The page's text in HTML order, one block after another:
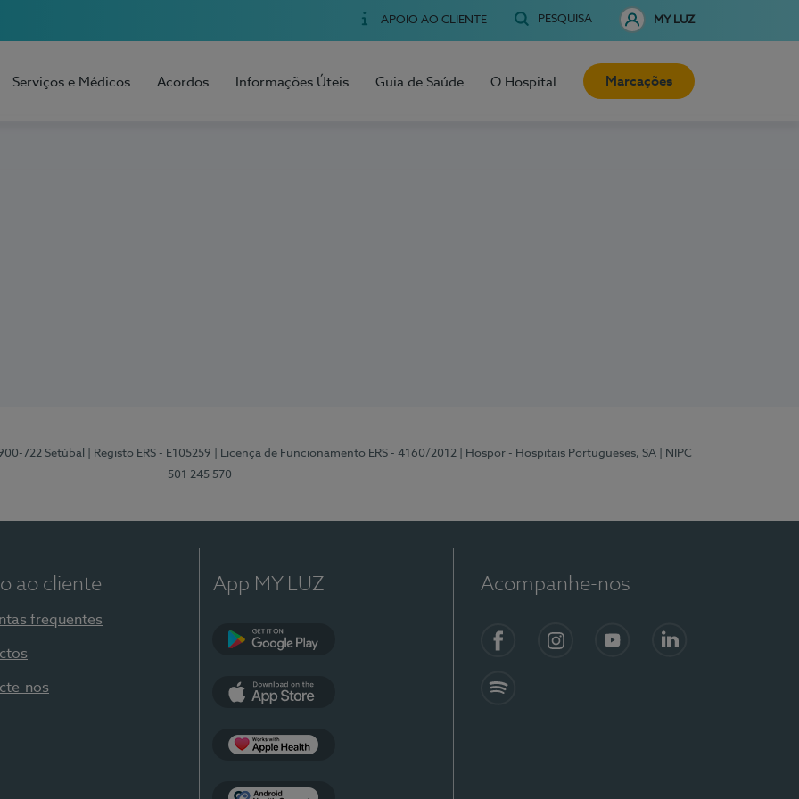
APOIO AO CLIENTE PESQUISA MY LUZ
Serviços e Médicos Acordos Informações Úteis Guia de Saúde O Hospital Marcações
722 Setúbal | Registo ERS - E105259 | Licença de Funcionamento ERS - 4160/2012 | Hospor - Hospitais Portugueses, SA
| NIPC
501 245 570
ao cliente
frequentes
nos
App MY LUZ Acompanhe-nos